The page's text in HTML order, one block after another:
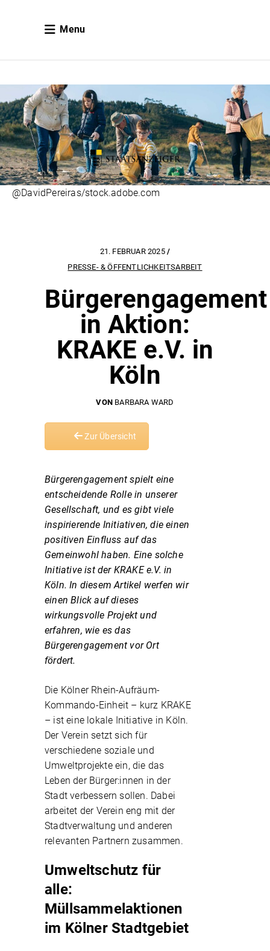
Menu
@DavidPereiras/stock.adobe.com
21. FEBRUAR 2025
PRESSE- & ÖFFENTLICHKEITSARBEIT
Bürgerengagement
in Aktion:
KRAKE e.V. in
Köln
VON BARBARA WARD
Zur Übersicht
Bürgerengagement spielt eine
entscheidende Rolle in unserer
Gesellschaft, und es gibt viele
inspirierende Initiativen, die einen
positiven Einfluss auf das
Gemeinwohl haben. Eine solche
Initiative ist der KRAKE e.V. in
Köln. In diesem Artikel werfen wir
einen Blick auf dieses
wirkungsvolle Projekt und
erfahren, wie es das
Bürgerengagement vor Ort
fördert.
Die Kölner Rhein-Aufräum-
Kommando-Einheit – kurz KRAKE
– ist eine lokale Initiative in Köln.
Der Verein setzt sich für
verschiedene soziale und
Umweltprojekte ein, die das
Leben der Bürger:innen in der
Stadt verbessern sollen. Dabei
arbeitet der Verein eng mit der
Stadtverwaltung und anderen
relevanten Partnern zusammen.
Umweltschutz für
alle:
Müllsammelaktionen
im Kölner Stadtgebiet